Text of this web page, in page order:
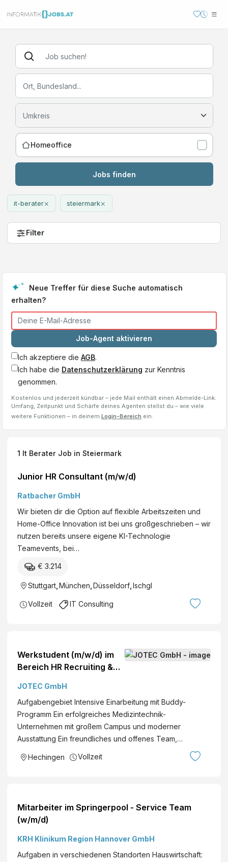
Homeoffice
Jobs finden
it-berater× steiermark×
Filter
Neue Treffer für diese Suche automatisch
erhalten?
Job-Agent aktivieren
Ich akzeptiere die AGB.
Ich habe die Datenschutzerklärung zur Kenntnis
genommen.
Kostenlos und jederzeit kündbar – jede Mail enthält einen Abmelde-Link.
Umfang, Zeitpunkt und Schärfe deines Agenten stellst du – wie viele
weitere Funktionen – in deinem Login-Bereich ein.
1 It Berater Job in Steiermark
Junior HR Consultant (m/w/d)
Ratbacher GmbH
Wir bieten dir die Option auf flexible Arbeitszeiten und
Home-Office Innovation ist bei uns großgeschrieben – wir
nutzen bereits unsere eigene KI-Technologie
Teamevents, bei…
€ 3.214
Stuttgart München Düsseldorf Ischgl
Vollzeit IT Consulting
Werkstudent (m/w/d) im
Bereich HR Recruiting &
Hybrid
JOTEC GmbH
Aufgabengebiet Intensive Einarbeitung mit Buddy-
Programm Ein erfolgreiches Medizintechnik-
Unternehmen mit großem Campus und moderner
Ausstattung Ein freundliches und offenes Team,…
Hechingen Vollzeit
Mitarbeiter im Springerpool - Service Team
(w/m/d)
KRH Klinikum Region Hannover GmbH
Aufgaben in verschiedenen Standorten Hauswirtschaft: